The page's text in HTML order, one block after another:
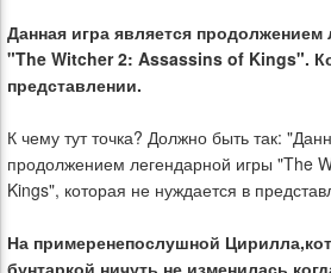
Данная игра является продолжением
"The Witcher 2: Assassins of Kings".
представлении.
К чему тут точка? Должно быть так:
продолжением легендарной игры "The
Kings", которая не нуждается в
На примеренепослушной